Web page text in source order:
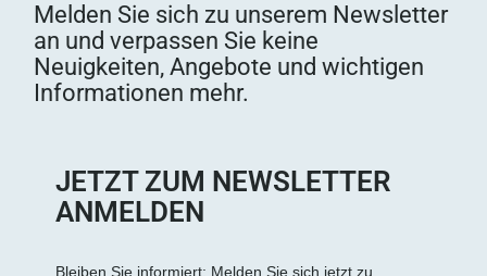
Melden Sie sich zu unserem Newsletter
an und verpassen Sie keine
Neuigkeiten, Angebote und wichtigen
Informationen mehr.
JETZT ZUM NEWSLETTER
ANMELDEN
Bleiben Sie informiert: Melden Sie sich jetzt zu